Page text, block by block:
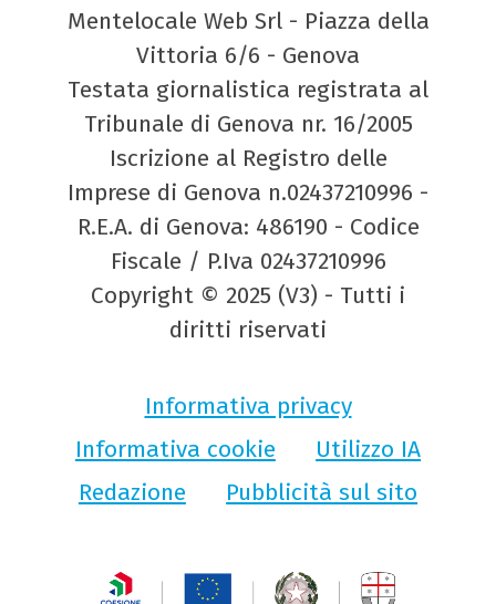
Mentelocale Web Srl - Piazza della
Vittoria 6/6 - Genova
Testata giornalistica registrata al
Tribunale di Genova nr. 16/2005
Iscrizione al Registro delle
Imprese di Genova n.02437210996 -
R.E.A. di Genova: 486190 - Codice
Fiscale / P.Iva 02437210996
Copyright © 2025 (V3) - Tutti i
diritti riservati
Informativa privacy
Informativa cookie
Utilizzo IA
Redazione
Pubblicità sul sito